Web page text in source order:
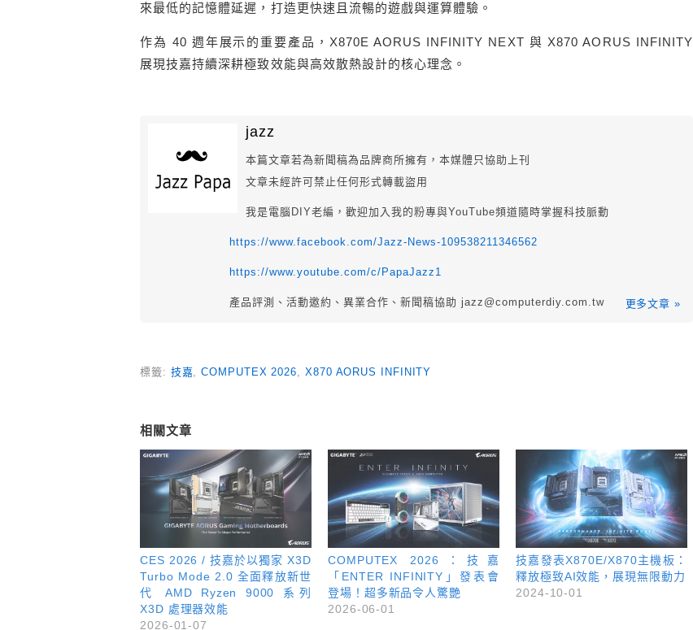
來最低的記憶體延遲，打造更快速且流暢的遊戲與運算體驗。
作為 40 週年展示的重要產品，X870E AORUS INFINITY NEXT 與 X870 AORUS INFINITY
展現技嘉持續深耕極致效能與高效散熱設計的核心理念。
jazz
本篇文章若為新聞稿為品牌商所擁有，本媒體只協助上刊
文章未經許可禁止任何形式轉載盜用
我是電腦DIY老編，歡迎加入我的粉專與YouTube頻道隨時掌握科技脈動
https://www.facebook.com/Jazz-News-109538211346562
https://www.youtube.com/c/PapaJazz1
產品評測、活動邀約、異業合作、新聞稿協助 jazz@computerdiy.com.tw 更多文章 »
標籤: 技嘉,COMPUTEX 2026, X870 AORUS INFINITY
相關文章
CES 2026 / 技嘉於以獨家 X3D
Turbo Mode 2.0 全面釋放新世
代 AMD Ryzen 9000 系列
X3D 處理器效能
2026-01-07
COMPUTEX 2026：技嘉
「ENTER INFINITY」發表會
登場！超多新品令人驚艷
2026-06-01
技嘉發表X870E/X870主機板：
釋放極致AI效能，展現無限動力
2024-10-01